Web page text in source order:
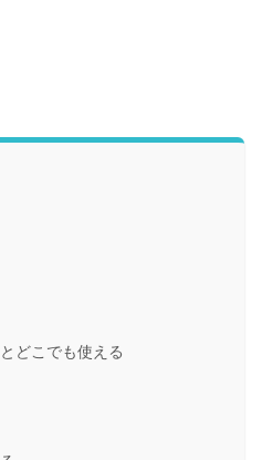
どこでも使える